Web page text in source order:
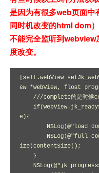
是因为有很多web页面
同时机改变的html dom
不能完全监听到
度改变。
[self.webView
ew *webView, float
e){
ize(contentSize));